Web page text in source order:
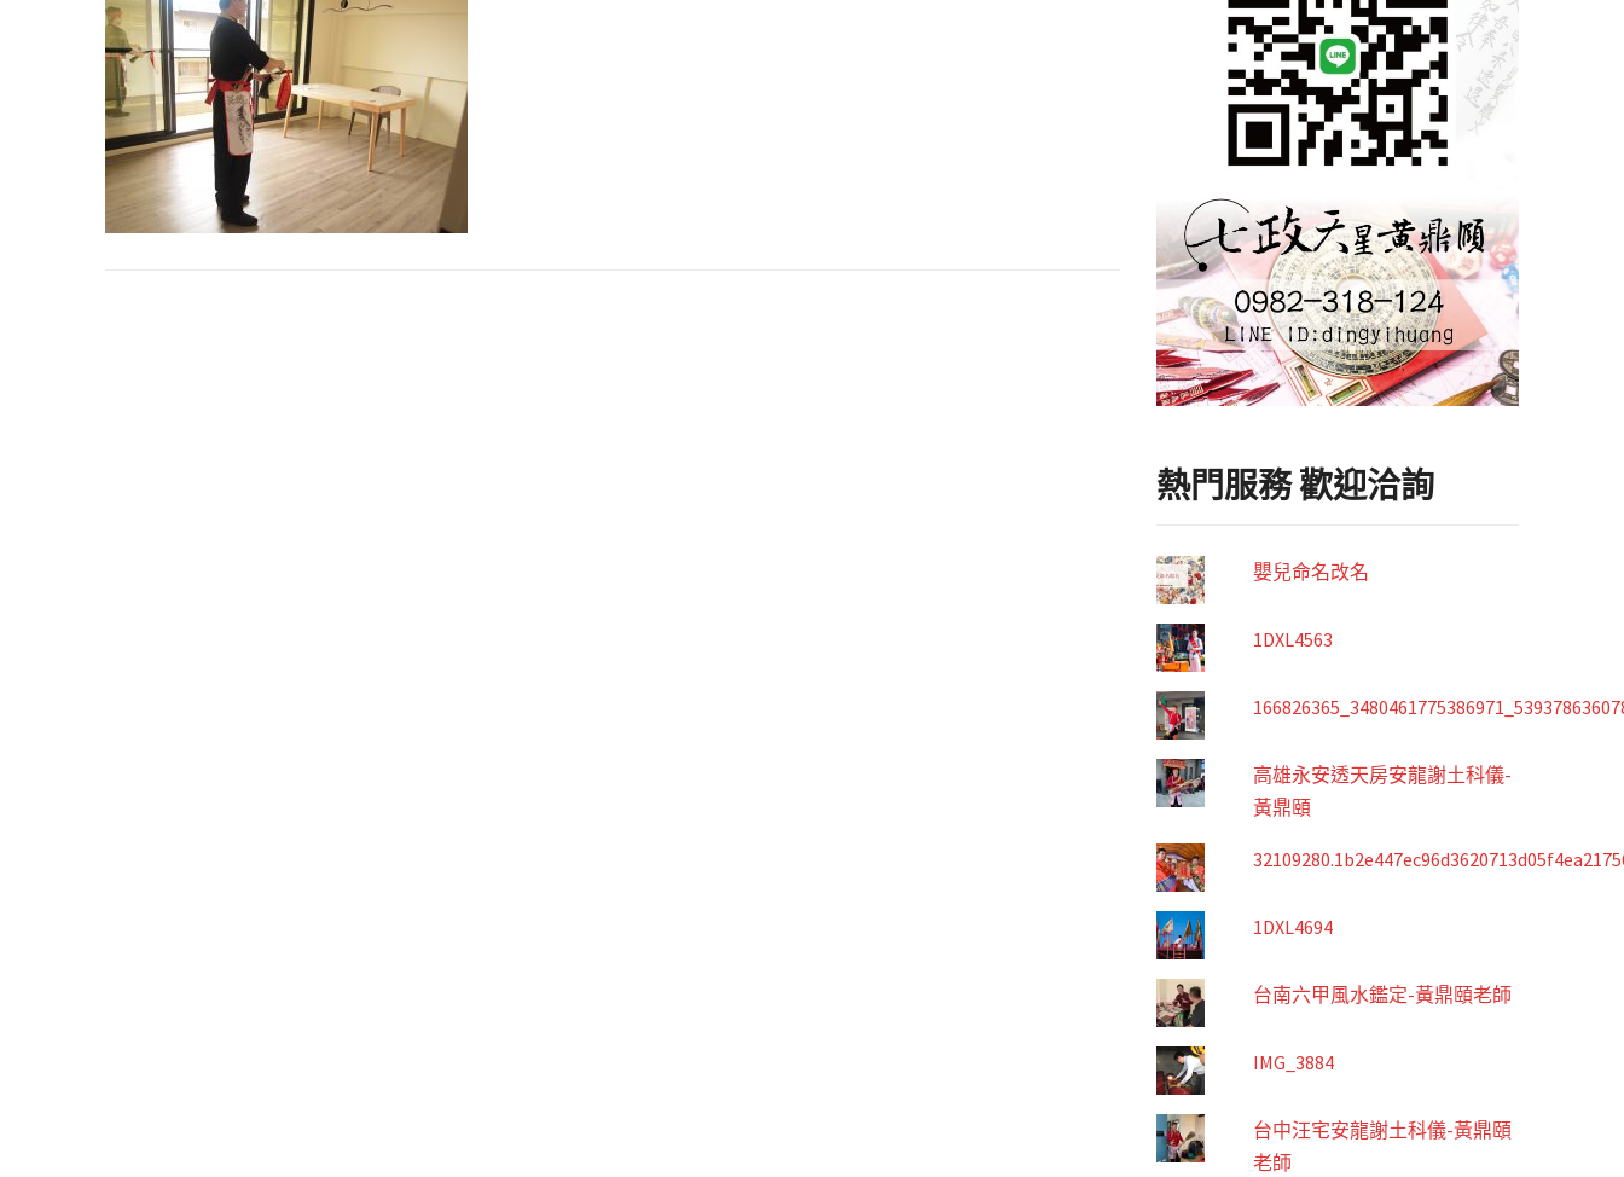
熱門服務 歡迎洽詢
嬰兒命名改名
1DXL4563
高雄永安透天房安龍謝土科儀-
黃鼎頤
1DXL4694
台南六甲風水鑑定-黃鼎頤老師
IMG_3884
台中汪宅安龍謝土科儀-黃鼎頤
老師